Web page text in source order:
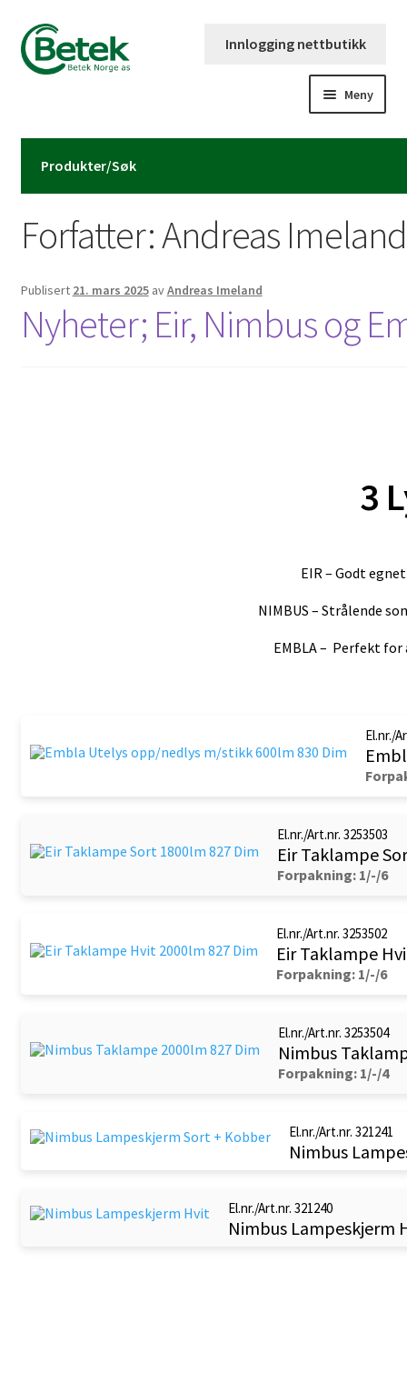
Hopp
til
navigasjon
Hopp
til
innhold
Innlogging nettbutikk
Meny
Forsiden
Kontaktinformasjon
Om Betek Norge AS
Volumpriser
Forfatter:Andreas Imeland
Publisert 21. mars 2025 avAndreas Imeland
Nyheter; Eir, Nimbus og
3
EIR – Godt
NIMBUS – Strålende
EMBLA – Perfekt for
El.nr./
El.nr./Art.nr. 3253503
Eir Taklampe
Forpakning: 1/-/6
El.nr./Art.nr. 3253502
Eir Taklampe
Forpakning: 1/-/6
El.nr./Art.nr. 3253504
Nimbus
Forpakning: 1/-/4
El.nr./Art.nr. 321241
Nimbus
El.nr./Art.nr. 321240
Nimbus Lampeskjerm
Produkter/Søk